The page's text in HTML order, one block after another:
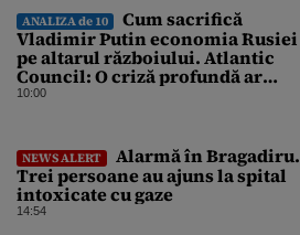
ANALIZA de 10
Cum sacrifică
Vladimir Putin economia Rusiei
pe altarul războiului. Atlantic
Council: O criză profundă ar
putea forța Kremlinul să apeleze
10:00
NEWS ALERT
Alarmă în Bragadiru.
Trei persoane au ajuns la spital
intoxicate cu gaze
14:54